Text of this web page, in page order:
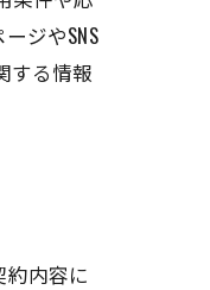
ジやSNS
する情報
内容に